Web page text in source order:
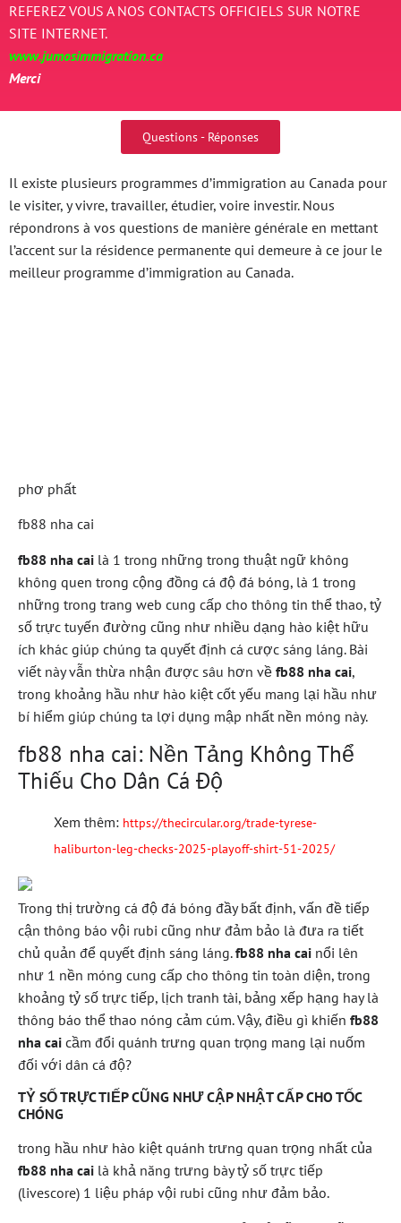
REFEREZ VOUS A NOS CONTACTS OFFICIELS SUR NOTRE
SITE INTERNET.
www.jumosimmigration.ca
Merci
Questions - Réponses
Il existe plusieurs programmes d’immigration au Canada pour
le visiter, y vivre, travailler, étudier, voire investir. Nous
répondrons à vos questions de manière générale en mettant
l’accent sur la résidence permanente qui demeure à ce jour le
meilleur programme d’immigration au Canada.
phơ phất
fb88 nha cai
fb88 nha cai là 1 trong những trong thuật ngữ không
không quen trong cộng đồng cá độ đá bóng, là 1 trong
những trong trang web cung cấp cho thông tin thể thao, tỷ
số trực tuyến đường cũng như nhiều dạng hào kiệt hữu
ích khác giúp chúng ta quyết định cá cược sáng láng. Bài
viết này vẫn thừa nhận được sâu hơn về fb88 nha cai,
trong khoảng hầu như hào kiệt cốt yếu mang lại hầu như
bí hiểm giúp chúng ta lợi dụng mập nhất nền móng này.
fb88 nha cai: Nền Tảng Không Thể
Thiếu Cho Dân Cá Độ
Xem thêm: https://thecircular.org/trade-tyrese-
haliburton-leg-checks-2025-playoff-shirt-51-2025/
Trong thị trường cá độ đá bóng đầy bất định, vấn đề tiếp
cận thông báo vội rubi cũng như đảm bảo là đưa ra tiết
chủ quản để quyết định sáng láng.fb88 nha cai nổi lên
như 1 nền móng cung cấp cho thông tin toàn diện, trong
khoảng tỷ số trực tiếp, lịch tranh tài, bảng xếp hạng hay là
thông báo thể thao nóng cảm cúm. Vậy, điều gì khiến fb88
nha cai cầm đổi quánh trưng quan trọng mang lại nuốm
đối với dân cá độ?
TỶ SỐ TRỰC TIẾP CŨNG NHƯ CẬP NHẬT CẤP CHO TỐC
CHÓNG
trong hầu như hào kiệt quánh trưng quan trọng nhất của
fb88 nha cai là khả năng trưng bày tỷ số trực tiếp
(livescore) 1 liệu pháp vội rubi cũng như đảm bảo.